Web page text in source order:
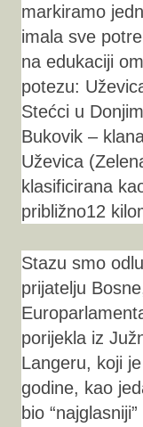
markiramo
imala sve
na edukaciji
potezu:
Stećci u
Bukovik –
Uževica
klasificirana
približno12
Stazu smo
prijatelju
porijekla iz
Langeru, koji
godine, kao
bio